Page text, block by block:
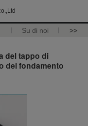
Su di noi >>
del tappo di
del fondamento